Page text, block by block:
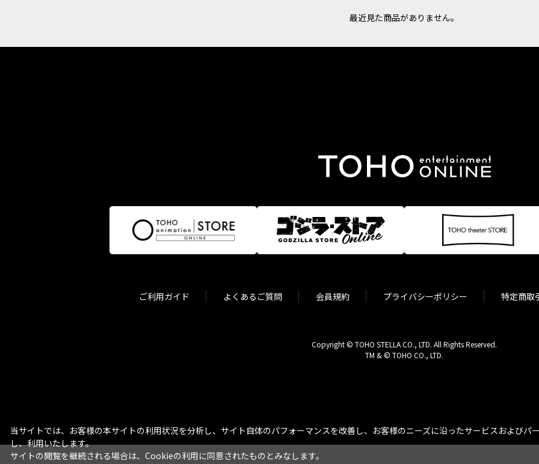
最近見た商品がありません。
ご利用ガイド よくあるご質問 会員規約 プライバシーポリシー 特定商取
Copyright © TOHO STELLA CO., LTD. All Rights Reserved.
TM & © TOHO CO., LTD.
当サイトでは、お客様の本サイトの利用状況を分析し、サイト自体のパフォーマンスを改善し、お客様のニーズに沿ったサービスおよび
し、利用いたします。
サイトの閲覧を継続される場合は、Cookieの利用に同意されたものとみなします。